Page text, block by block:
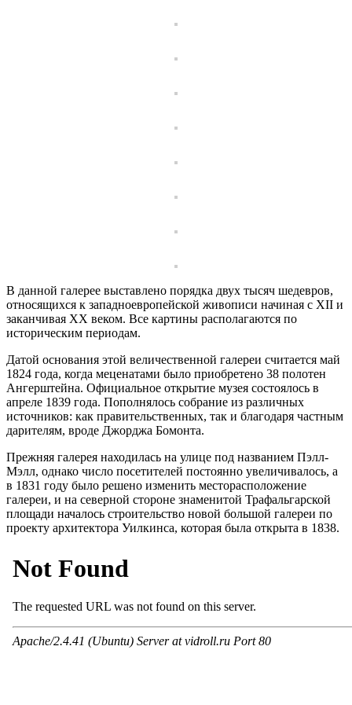
В данной галерее выставлено порядка двух тысяч шедевров,
относящихся к западноевропейской живописи начиная с XII и
заканчивая XX веком. Все картины располагаются по
историческим периодам.
Датой основания этой величественной галереи считается май
1824 года, когда меценатами было приобретено 38 полотен
Ангерштейна. Официальное открытие музея состоялось в
апреле 1839 года. Пополнялось собрание из различных
источников: как правительственных, так и благодаря частным
дарителям, вроде Джорджа Бомонта.
Прежняя галерея находилась на улице под названием Пэлл-
Мэлл, однако число посетителей постоянно увеличивалось, а
в 1831 году было решено изменить месторасположение
галереи, и на северной стороне знаменитой Трафальгарской
площади началось строительство новой большой галереи по
проекту архитектора Уилкинса, которая была открыта в 1838.